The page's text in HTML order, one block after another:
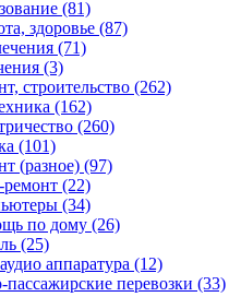
(81)
здоровье (87)
(71)
(3)
строительство (262)
(162)
(260)
(101)
(разное) (97)
(22)
(34)
по дому (26)
(25)
аппаратура (12)
пассажирские перевозки (33)